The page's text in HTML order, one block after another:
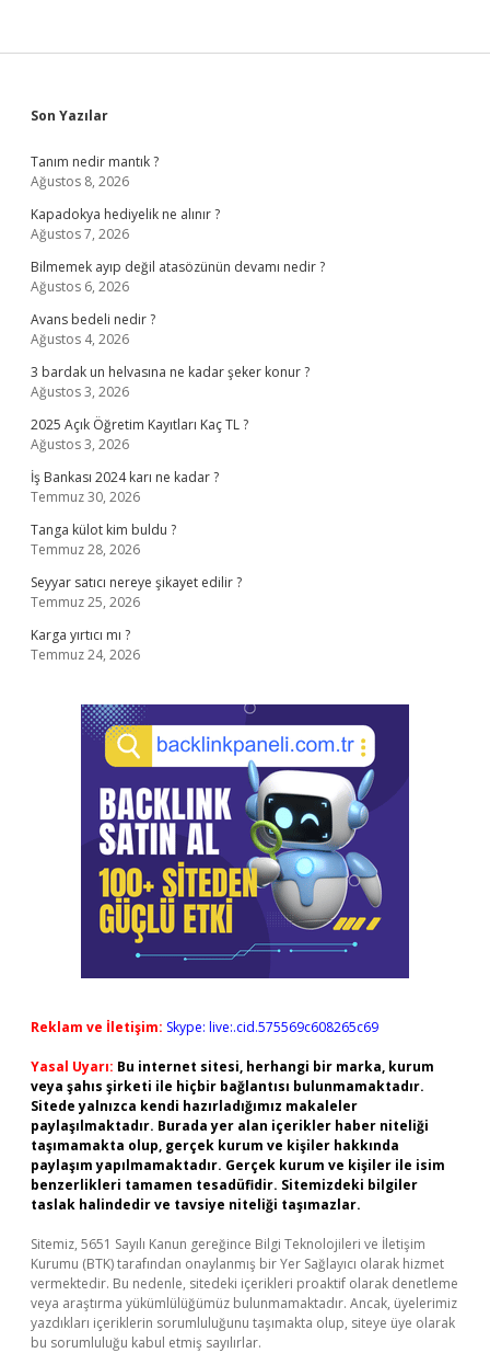
Sidebar
Son Yazılar
Tanım nedir mantık ?
Ağustos 8, 2026
Kapadokya hediyelik ne alınır ?
Ağustos 7, 2026
Bilmemek ayıp değil atasözünün devamı nedir ?
Ağustos 6, 2026
Avans bedeli nedir ?
Ağustos 4, 2026
3 bardak un helvasına ne kadar şeker konur ?
Ağustos 3, 2026
2025 Açık Öğretim Kayıtları Kaç TL ?
Ağustos 3, 2026
İş Bankası 2024 karı ne kadar ?
Temmuz 30, 2026
Tanga külot kim buldu ?
Temmuz 28, 2026
Seyyar satıcı nereye şikayet edilir ?
Temmuz 25, 2026
Karga yırtıcı mı ?
Temmuz 24, 2026
Reklam ve İletişim: Skype: live:.cid.575569c608265c69
Yasal Uyarı: Bu internet sitesi, herhangi bir marka, kurum
veya şahıs şirketi ile hiçbir bağlantısı bulunmamaktadır.
Sitede yalnızca kendi hazırladığımız makaleler
paylaşılmaktadır. Burada yer alan içerikler haber niteliği
taşımamakta olup, gerçek kurum ve kişiler hakkında
paylaşım yapılmamaktadır. Gerçek kurum ve kişiler ile isim
benzerlikleri tamamen tesadüfidir. Sitemizdeki bilgiler
taslak halindedir ve tavsiye niteliği taşımazlar.
Sitemiz, 5651 Sayılı Kanun gereğince Bilgi Teknolojileri ve İletişim
Kurumu (BTK) tarafından onaylanmış bir Yer Sağlayıcı olarak hizmet
vermektedir. Bu nedenle, sitedeki içerikleri proaktif olarak denetleme
veya araştırma yükümlülüğümüz bulunmamaktadır. Ancak, üyelerimiz
yazdıkları içeriklerin sorumluluğunu taşımakta olup, siteye üye olarak
bu sorumluluğu kabul etmiş sayılırlar.